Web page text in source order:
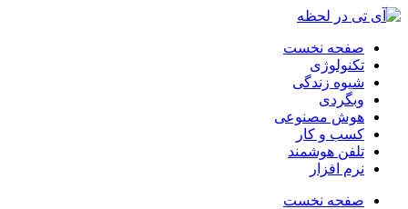
صفحه نخست
تکنولوژی
شیوه زندگی
وبگردی
هوش مصنوعی
کسب و کار
تلفن هوشمند
نرم افزار
صفحه نخست